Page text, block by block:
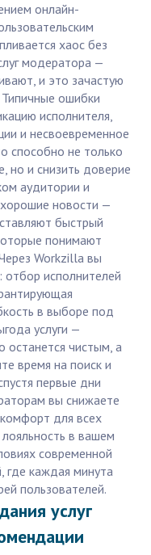
онлайн-
хаос без
модератора —
и это зачастую
ошибки
исполнителя,
и несвоевременное
способно не только
но и снизить доверие
аудитории и
новости —
быстрый
понимают
Workzilla вы
отбор исполнителей
в выборе под
услуги —
останется чистым, а
время на поиск и
первые дни
вы снижаете
для всех
в вашем
современной
где каждая минута
пользователей.
услуг